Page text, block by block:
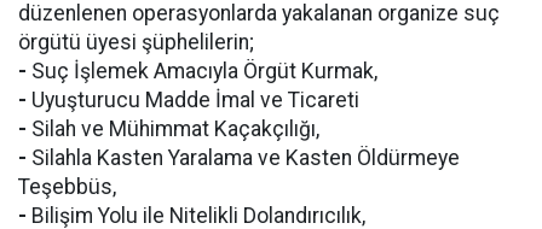
düzenlenen operasyonlarda yakalanan organize suç
örgütü üyesi şüphelilerin;
- Suç İşlemek Amacıyla Örgüt Kurmak,
- Uyuşturucu Madde İmal ve Ticareti
- Silah ve Mühimmat Kaçakçılığı,
- Silahla Kasten Yaralama ve Kasten Öldürmeye
Teşebbüs,
- Bilişim Yolu ile Nitelikli Dolandırıcılık,